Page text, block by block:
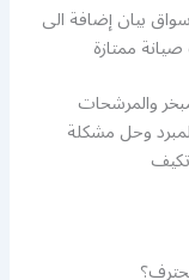
بيان إضافة الى
ممتازة
والمرشحات
وحل مشكلة